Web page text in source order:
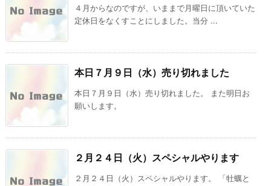
４月からなのですが、いままで月曜日に頂いていた
定休日をなくすことにしました。当分 ...
本日７月９日（水）売り切れました
本日７月９日（水）売り切れました。 また明日お
願いします。
２月２４日（火）スペシャルやります
２月２４日（火）スペシャルやります。 「牡蠣と